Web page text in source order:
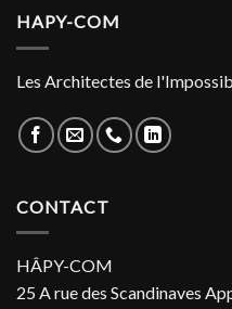
HAPY-COM
Les Architectes de
CONTACT
HÂPY-COM
25 A rue des Scandinaves